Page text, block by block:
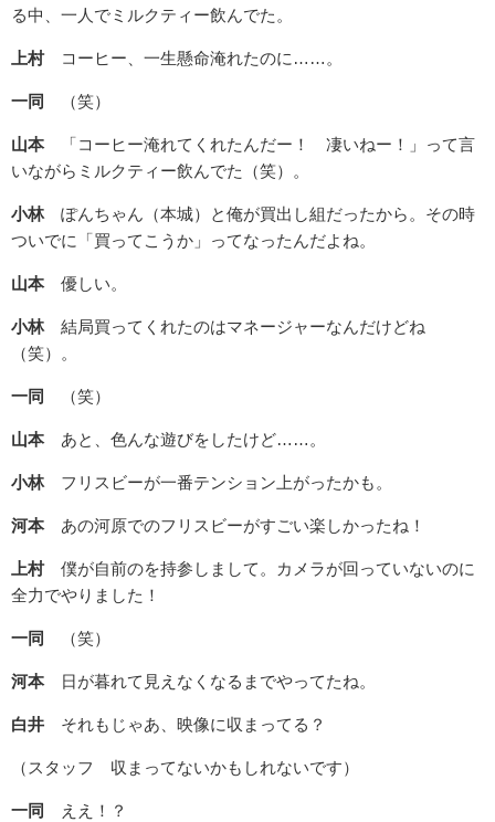
る中、一人でミルクティー飲んでた。
上村コーヒー、一生懸命淹れたのに……。
一同 （笑）
山本「コーヒー淹れてくれたんだー！ 凄いねー！」って言
いながらミルクティー飲んでた（笑）。
小林ぽんちゃん（本城）と俺が買出し組だったから。その時
ついでに「買ってこうか」ってなったんだよね。
山本優しい。
小林結局買ってくれたのはマネージャーなんだけどね
（笑）。
一同 （笑）
山本あと、色んな遊びをしたけど……。
小林フリスビーが一番テンション上がったかも。
河本 あの河原でのフリスビーがすごい楽しかったね！
上村僕が自前のを持参しまして。カメラが回っていないのに
全力でやりました！
一同 （笑）
河本日が暮れて見えなくなるまでやってたね。
白井 それもじゃあ、映像に収まってる？
（スタッフ 収まってないかもしれないです）
一同 ええ！？